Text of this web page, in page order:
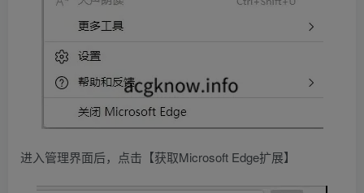
进入管理界面后，点击【获取Microsoft Edge扩展】